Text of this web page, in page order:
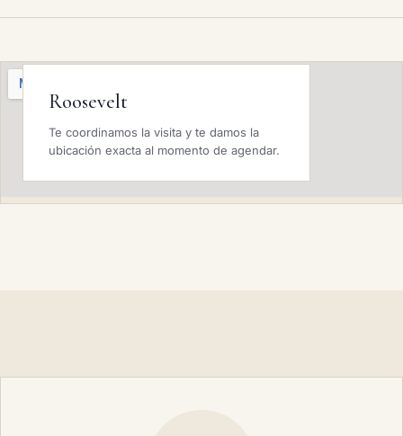
Roosevelt
Te coordinamos la visita y te damos la
ubicación exacta al momento de agendar.